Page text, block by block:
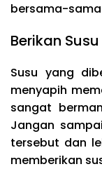
bersama-
Berikan
Susu yang
menyapih
sangat
Jangan
tersebut dan
memberikan